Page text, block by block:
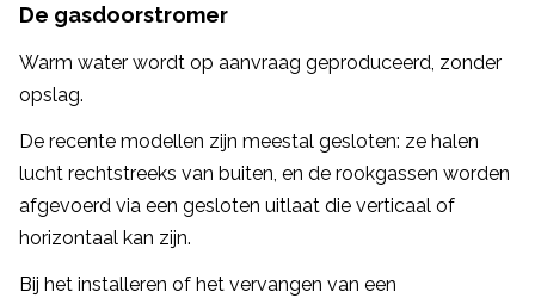
De gasdoorstromer
Warm water wordt op aanvraag geproduceerd, zonder
opslag.
De recente modellen zijn meestal gesloten: ze halen
lucht rechtstreeks van buiten, en de rookgassen worden
afgevoerd via een gesloten uitlaat die verticaal of
horizontaal kan zijn.
Bij het installeren of het vervangen van een